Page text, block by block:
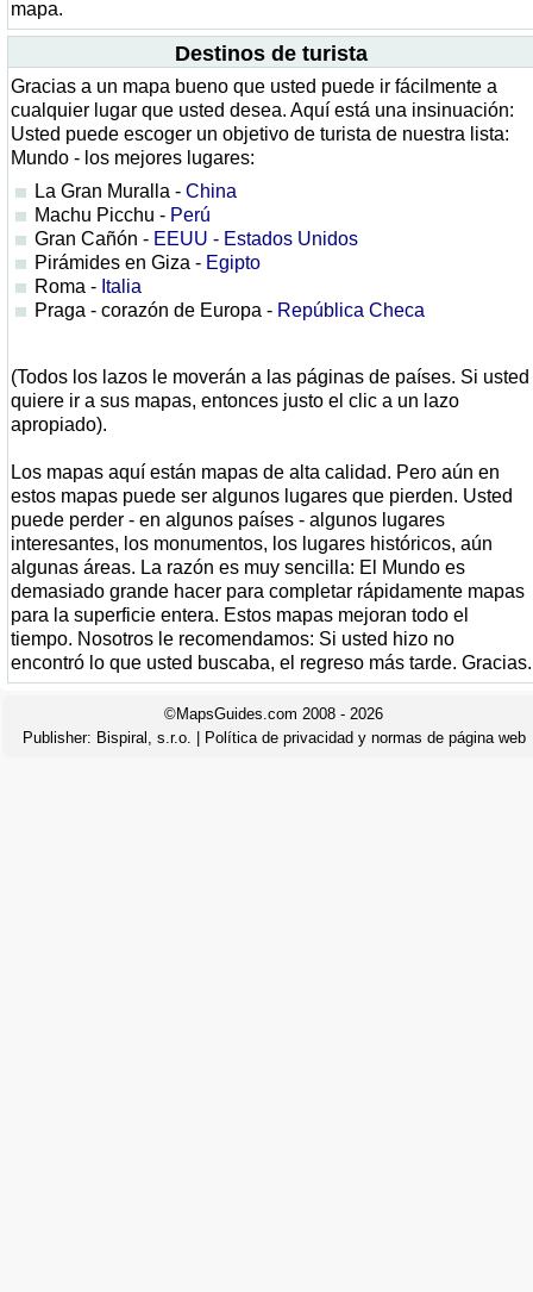
mapa.
Destinos de turista
Gracias a un mapa bueno que usted puede ir fácilmente a
cualquier lugar que usted desea. Aquí está una insinuación:
Usted puede escoger un objetivo de turista de nuestra lista:
Mundo - los mejores lugares:
La Gran Muralla - China
Machu Picchu - Perú
Gran Cañón - EEUU - Estados Unidos
Pirámides en Giza - Egipto
Roma - Italia
Praga - corazón de Europa - República Checa
(Todos los lazos le moverán a las páginas de países. Si usted
quiere ir a sus mapas, entonces justo el clic a un lazo
apropiado).
Los mapas aquí están mapas de alta calidad. Pero aún en
estos mapas puede ser algunos lugares que pierden. Usted
puede perder - en algunos países - algunos lugares
interesantes, los monumentos, los lugares históricos, aún
algunas áreas. La razón es muy sencilla: El Mundo es
demasiado grande hacer para completar rápidamente mapas
para la superficie entera. Estos mapas mejoran todo el
tiempo. Nosotros le recomendamos: Si usted hizo no
encontró lo que usted buscaba, el regreso más tarde. Gracias.
©MapsGuides.com 2008 - 2026
Publisher: Bispiral, s.r.o. Política de privacidad y normas de página web